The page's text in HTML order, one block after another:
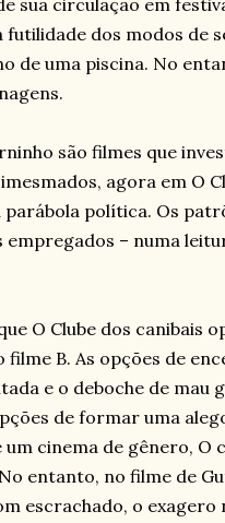
sua circulação em
dos modos de
de uma piscina. No
são filmes que
agora em O
política. Os
empregados – numa
O Clube dos canibais
B. As opções de
e o deboche de mau
de formar uma
cinema de gênero, O
entanto, no filme de
escrachado, o